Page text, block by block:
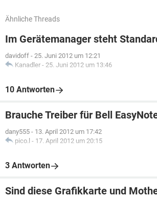
Ähnliche Threads
Im Gerätemanager steht
davidoff - 25. Juni 2012 um 12:21
Kanadler - 25. Juni 2012 um 13:46
10 Antworten
Brauche Treiber für Bell
dany555 - 13. April 2012 um 17:42
pico.l - 17. April 2012 um 20:15
3 Antworten
Sind diese Grafikkarte und